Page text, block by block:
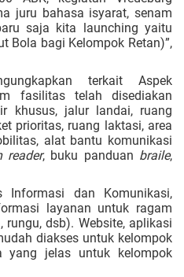
juru bahasa isyarat, senam
saja kita launching yaitu
Bola bagi Kelompok Retan)”,
terkait Aspek
fasilitas telah disediakan
khusus, jalur landai, ruang
prioritas, ruang laktasi, area
alat bantu komunikasi
reader, buku panduan braile,
Informasi dan Komunikasi,
layanan untuk ragam
dsb). Website, aplikasi
diakses untuk kelompok
yang jelas untuk kelompok